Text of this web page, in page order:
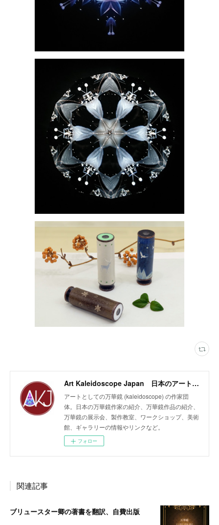
Art Kaleidoscope Japan 日本のアート万華鏡の作家団体
アートとしての万華鏡 (kaleidoscope) の作家団
体。日本の万華鏡作家の紹介、万華鏡作品の紹介、
万華鏡の展示会、製作教室、ワークショップ、美術
館、ギャラリーの情報やリンクなど。
フォロー
関連記事
ブリュースター卿の著書を翻訳、自費出版